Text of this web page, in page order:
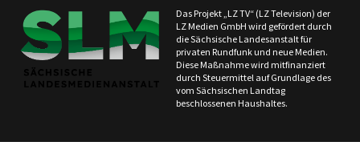
Das Projekt „LZ TV“ (LZ Television) der
LZ Medien GmbH wird gefördert durch
die Sächsische Landesanstalt für
privaten Rundfunk und neue Medien.
Diese Maßnahme wird mitfinanziert
durch Steuermittel auf Grundlage des
vom Sächsischen Landtag
beschlossenen Haushaltes.